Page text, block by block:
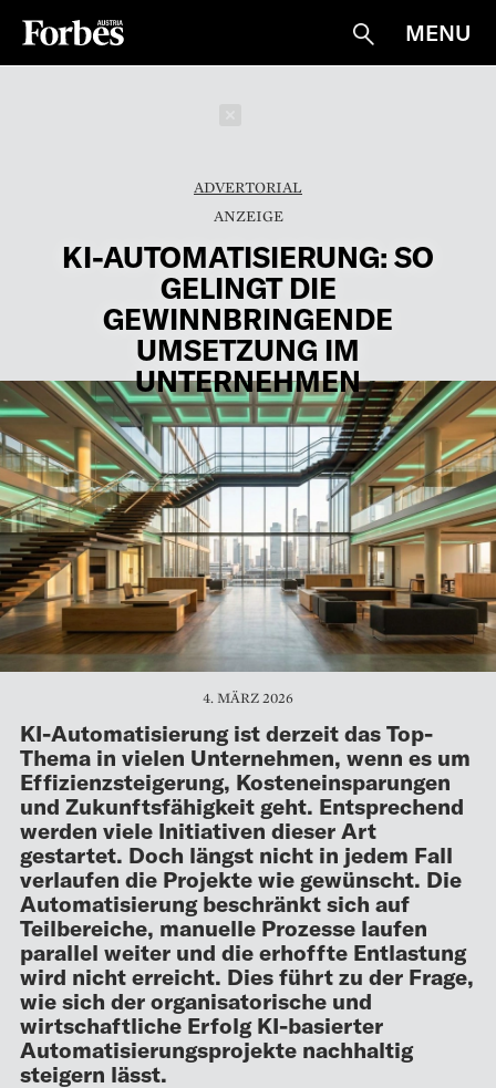
Suche
MENU
ADVERTORIAL
KI-AUTOMATISIERUNG: SO
GELINGT DIE
GEWINNBRINGENDE
UMSETZUNG IM
UNTERNEHMEN
4. MÄRZ 2026
KI-Automatisierung ist derzeit das Top-
Thema in vielen Unternehmen, wenn es um
Effizienzsteigerung, Kosteneinsparungen
und Zukunftsfähigkeit geht. Entsprechend
werden viele Initiativen dieser Art
gestartet. Doch längst nicht in jedem Fall
verlaufen die Projekte wie gewünscht. Die
Automatisierung beschränkt sich auf
Teilbereiche, manuelle Prozesse laufen
parallel weiter und die erhoffte Entlastung
wird nicht erreicht. Dies führt zu der Frage,
wie sich der organisatorische und
wirtschaftliche Erfolg KI-basierter
Automatisierungsprojekte nachhaltig
steigern lässt.